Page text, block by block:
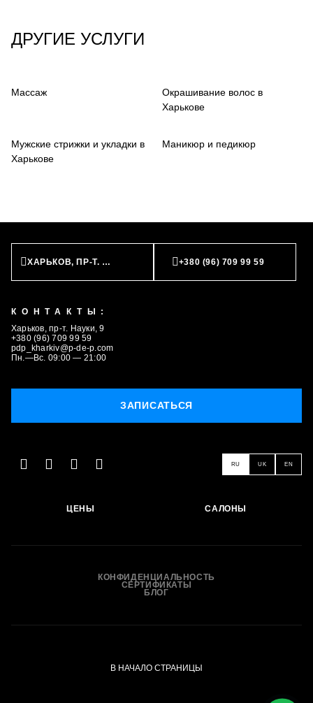
ДРУГИЕ УСЛУГИ
Массаж
Окрашивание волос в
Харькове
Мужские стрижки и укладки в
Харькове
Маникюр и педикюр
ХАРЬКОВ, ПР-Т. НАУКИ, 9 +380 (96) 709 99 59
КОНТАКТЫ:
Харьков, пр-т. Науки, 9
+380 (96) 709 99 59
pdp_kharkiv@p-de-p.com
Пн.—Вс. 09:00 — 21:00
ЗАПИСАТЬСЯ
RU UK EN
ЦЕНЫ САЛОНЫ
КОНФИДЕНЦИАЛЬНОСТЬ
СЕРТИФИКАТЫ
БЛОГ
В НАЧАЛО СТРАНИЦЫ